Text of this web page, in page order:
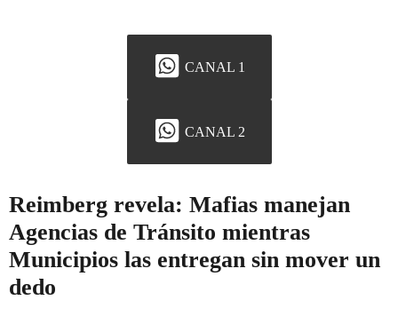
CANAL 1
CANAL 2
Reimberg revela: Mafias manejan
Agencias de Tránsito mientras
Municipios las entregan sin mover un
dedo